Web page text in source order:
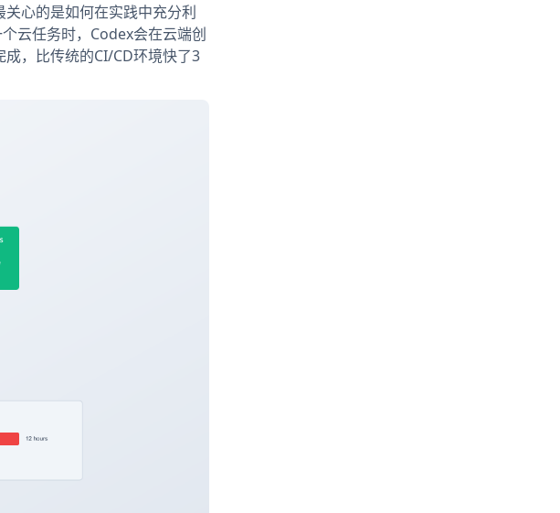
心的是如何在实践中充分利
云任务时，Codex会在云端创
，比传统的CI/CD环境快了3